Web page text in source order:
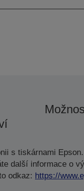
s tiskárnami
další informace o
odkaz: https://